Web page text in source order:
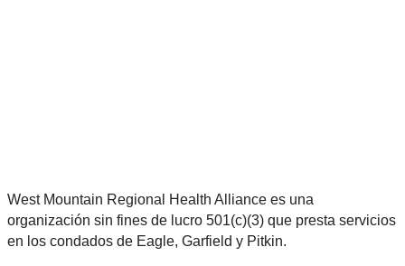
West Mountain Regional Health Alliance es una
organización sin fines de lucro 501(c)(3) que presta servicios
en los condados de Eagle, Garfield y Pitkin.